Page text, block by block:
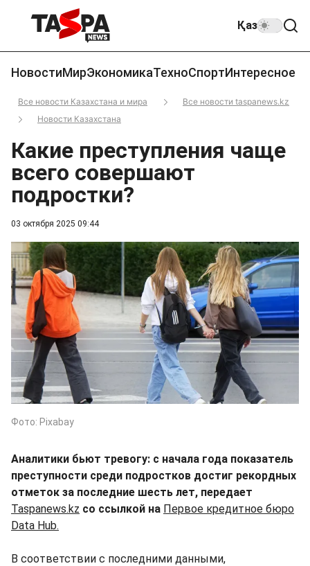
Қаз
НовостиМирЭкономикаТехноСпортИнтересное
Все новости Казахстана и мира
Все новости taspanews.kz
Новости Казахстана
03 октября 2025 09:44
Какие преступления чаще
всего совершают
подростки?
Фото: Pixabay
Аналитики бьют тревогу: с начала года показатель
преступности среди подростков достиг рекордных
отметок за последние шесть лет, передает
Taspanews.kz со ссылкой на Первое кредитное бюро
Data Hub.
В соответствии с последними данными,